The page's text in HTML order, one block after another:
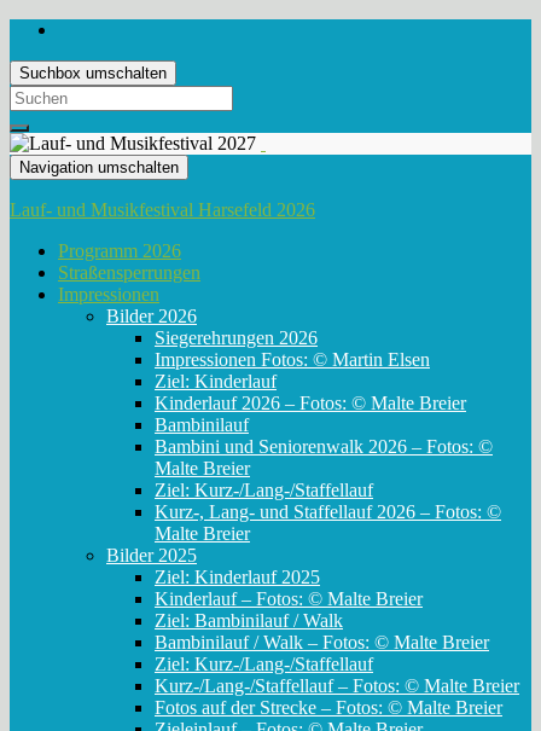
Suchbox umschalten
Search
for:
Navigation umschalten
Lauf- und Musikfestival Harsefeld 2026
Programm 2026
Straßensperrungen
Impressionen
Bilder 2026
Siegerehrungen 2026
Impressionen Fotos: © Martin Elsen
Ziel: Kinderlauf
Kinderlauf 2026 – Fotos: © Malte Breier
Bambinilauf
Bambini und Seniorenwalk 2026 – Fotos: ©
Malte Breier
Ziel: Kurz-/Lang-/Staffellauf
Kurz-, Lang- und Staffellauf 2026 – Fotos: ©
Malte Breier
Bilder 2025
Ziel: Kinderlauf 2025
Kinderlauf – Fotos: © Malte Breier
Ziel: Bambinilauf / Walk
Bambinilauf / Walk – Fotos: © Malte Breier
Ziel: Kurz-/Lang-/Staffellauf
Kurz-/Lang-/Staffellauf – Fotos: © Malte Breier
Fotos auf der Strecke – Fotos: © Malte Breier